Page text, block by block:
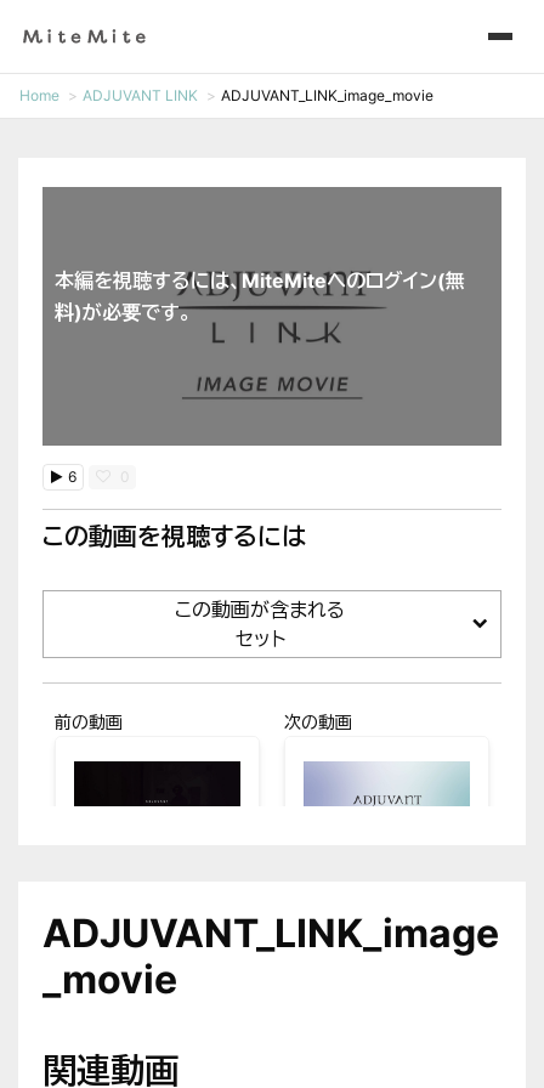
Home ADJUVANT LINK ADJUVANT_LINK_image_movie
本編を視聴するには、MiteMiteへのログイン(無
料)が必要です。
6 0
この動画を視聴するには
この動画が含まれる
セット
前の動画
の声_enn_to_y
uu
次の動画
ストール_Wind
ows
ADJUVANT_LINK_image
_movie
関連動画